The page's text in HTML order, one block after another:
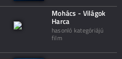
Mohács - Világok
Harca
hasonló kategóriájú
film